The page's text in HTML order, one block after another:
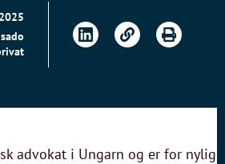
advokat i Ungarn og er for nylig